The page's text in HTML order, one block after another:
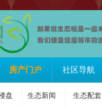
房产门户 社区导航
盘 生态新闻
生态配套